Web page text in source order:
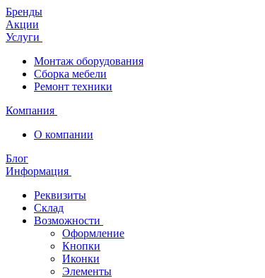
Бренды
Акции
Услуги
Монтаж оборудования
Сборка мебели
Ремонт техники
Компания
О компании
Блог
Информация
Реквизиты
Склад
Возможности
Оформление
Кнопки
Иконки
Элементы